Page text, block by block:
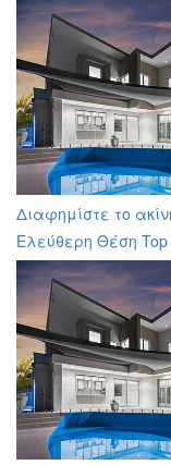
Διαφημίστε το
Ελεύθερη Θέση Top